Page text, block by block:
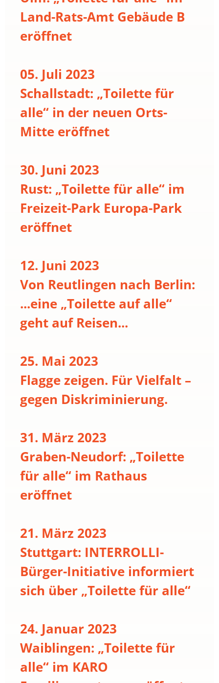
Land-Rats-Amt Gebäude B
eröffnet
05. Juli 2023
Schallstadt: „Toilette für
alle“ in der neuen Orts-
Mitte eröffnet
30. Juni 2023
Rust: „Toilette für alle“ im
Freizeit-Park Europa-Park
eröffnet
12. Juni 2023
Von Reutlingen nach Berlin:
...eine „Toilette auf alle“
geht auf Reisen...
25. Mai 2023
Flagge zeigen. Für Vielfalt –
gegen Diskriminierung.
31. März 2023
Graben-Neudorf: „Toilette
für alle“ im Rathaus
eröffnet
21. März 2023
Stuttgart: INTERROLLI-
Bürger-Initiative informiert
sich über „Toilette für alle“
24. Januar 2023
Waiblingen: „Toilette für
alle“ im KARO